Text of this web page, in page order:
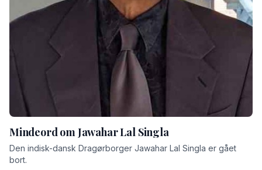
Mindeord om Jawahar Lal Singla
Den indisk-dansk Dragørborger Jawahar Lal Singla er gået
bort.